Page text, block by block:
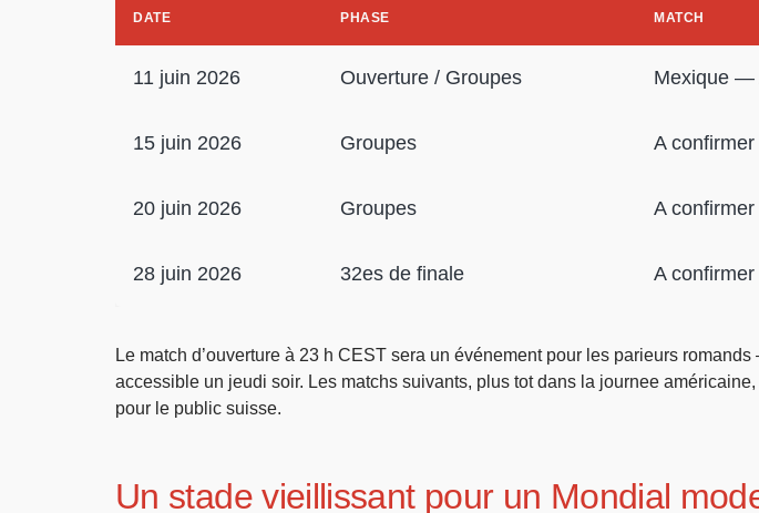
DATE PHASE MATCH
11 juin 2026 Ouverture / Groupes Mexique —
15 juin 2026 Groupes A confirmer
20 juin 2026 Groupes A confirmer
28 juin 2026 32es de finale A confirmer
Le match d’ouverture à 23 h CEST sera un événement pour les parieurs
accessible un jeudi soir. Les matchs suivants, plus tot dans la journee
pour le public suisse.
Un stade vieillissant pour un Mondial